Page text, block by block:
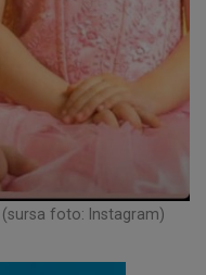
(sursa foto: Instagram)